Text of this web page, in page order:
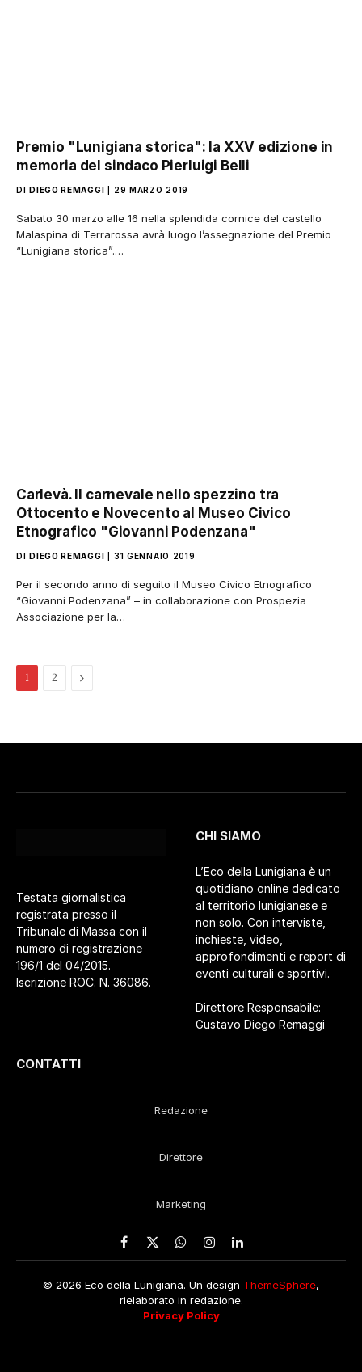
Premio "Lunigiana storica": la XXV edizione in
memoria del sindaco Pierluigi Belli
DI DIEGO REMAGGI 29 MARZO 2019
Sabato 30 marzo alle 16 nella splendida cornice del castello
Malaspina di Terrarossa avrà luogo l’assegnazione del Premio
“Lunigiana storica”.…
Carlevà. Il carnevale nello spezzino tra
Ottocento e Novecento al Museo Civico
Etnografico "Giovanni Podenzana"
DI DIEGO REMAGGI 31 GENNAIO 2019
Per il secondo anno di seguito il Museo Civico Etnografico
“Giovanni Podenzana” – in collaborazione con Prospezia
Associazione per la…
1 2
Pagina
Testata giornalistica
registrata presso il
Tribunale di Massa con il
numero di registrazione
196/1 del 04/2015.
Iscrizione ROC. N. 36086.
CHI SIAMO
L’Eco della Lunigiana è un
quotidiano online dedicato
al territorio lunigianese e
non solo. Con interviste,
inchieste, video,
approfondimenti e report di
eventi culturali e sportivi.
Direttore Responsabile:
Gustavo Diego Remaggi
CONTATTI
Redazione
Direttore
Marketing
Facebook
X
WhatsApp
Instagram
LinkedIn
© 2026 Eco della Lunigiana. Un design ThemeSphere,
rielaborato in redazione.
Privacy Policy